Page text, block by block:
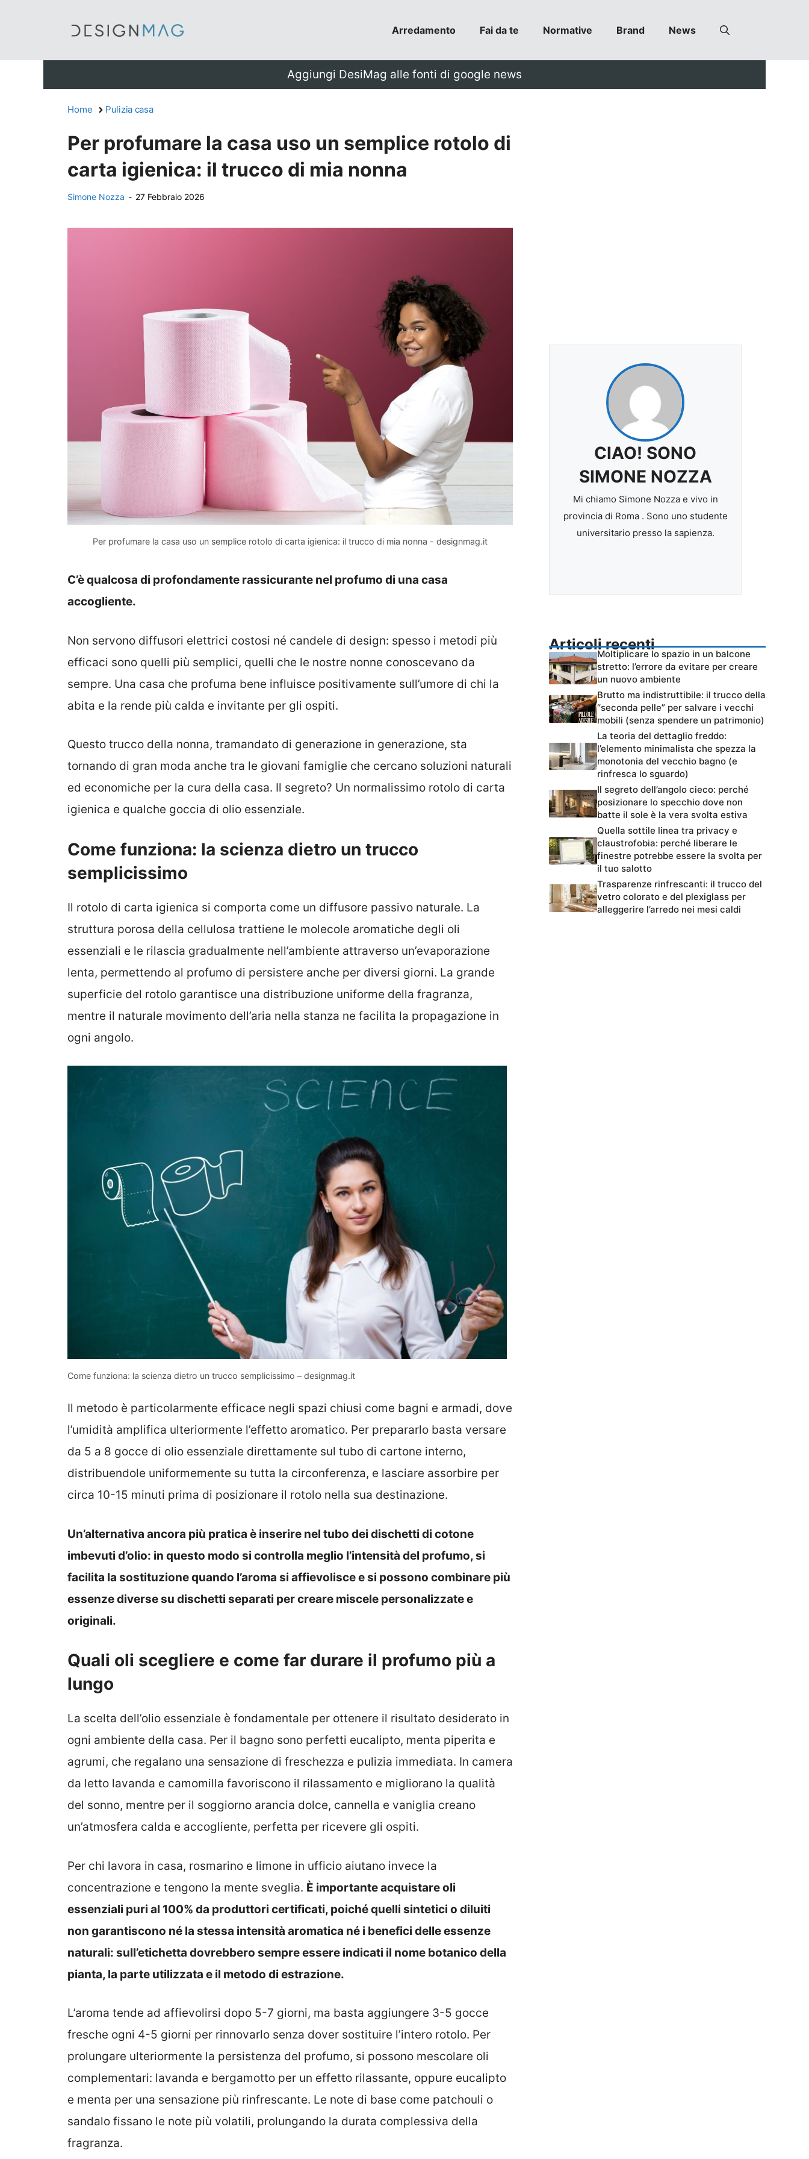
Arredamento Fai da te Normative Brand News
Aggiungi DesiMag alle fonti di google news
Home Pulizia casa
Per profumare la casa uso un semplice rotolo di
carta igienica: il trucco di mia nonna
Simone Nozza - 27 Febbraio 2026
Per profumare la casa uso un semplice rotolo di carta igienica: il trucco di mia nonna - designmag.it
C’è qualcosa di profondamente rassicurante nel profumo di una casa
accogliente.
Non servono diffusori elettrici costosi né candele di design: spesso i metodi più
efficaci sono quelli più semplici, quelli che le nostre nonne conoscevano da
sempre. Una casa che profuma bene influisce positivamente sull’umore di chi la
abita e la rende più calda e invitante per gli ospiti.
Questo trucco della nonna, tramandato di generazione in generazione, sta
tornando di gran moda anche tra le giovani famiglie che cercano soluzioni naturali
ed economiche per la cura della casa. Il segreto? Un normalissimo rotolo di carta
igienica e qualche goccia di olio essenziale.
Come funziona: la scienza dietro un trucco
semplicissimo
Il rotolo di carta igienica si comporta come un diffusore passivo naturale. La
struttura porosa della cellulosa trattiene le molecole aromatiche degli oli
essenziali e le rilascia gradualmente nell’ambiente attraverso un’evaporazione
lenta, permettendo al profumo di persistere anche per diversi giorni. La grande
superficie del rotolo garantisce una distribuzione uniforme della fragranza,
mentre il naturale movimento dell’aria nella stanza ne facilita la propagazione in
ogni angolo.
Come funziona: la scienza dietro un trucco semplicissimo – designmag.it
Il metodo è particolarmente efficace negli spazi chiusi come bagni e armadi, dove
l’umidità amplifica ulteriormente l’effetto aromatico. Per prepararlo basta versare
da 5 a 8 gocce di olio essenziale direttamente sul tubo di cartone interno,
distribuendole uniformemente su tutta la circonferenza, e lasciare assorbire per
circa 10-15 minuti prima di posizionare il rotolo nella sua destinazione.
Un’alternativa ancora più pratica è inserire nel tubo dei dischetti di cotone
imbevuti d’olio: in questo modo si controlla meglio l’intensità del profumo, si
facilita la sostituzione quando l’aroma si affievolisce e si possono combinare più
essenze diverse su dischetti separati per creare miscele personalizzate e
originali.
Quali oli scegliere e come far durare il profumo più a
lungo
La scelta dell’olio essenziale è fondamentale per ottenere il risultato desiderato in
ogni ambiente della casa. Per il bagno sono perfetti eucalipto, menta piperita e
agrumi, che regalano una sensazione di freschezza e pulizia immediata. In camera
da letto lavanda e camomilla favoriscono il rilassamento e migliorano la qualità
del sonno, mentre per il soggiorno arancia dolce, cannella e vaniglia creano
un’atmosfera calda e accogliente, perfetta per ricevere gli ospiti.
Per chi lavora in casa, rosmarino e limone in ufficio aiutano invece la
concentrazione e tengono la mente sveglia. È importante acquistare oli
essenziali puri al 100% da produttori certificati, poiché quelli sintetici o diluiti
non garantiscono né la stessa intensità aromatica né i benefici delle essenze
naturali: sull’etichetta dovrebbero sempre essere indicati il nome botanico della
pianta, la parte utilizzata e il metodo di estrazione.
L’aroma tende ad affievolirsi dopo 5-7 giorni, ma basta aggiungere 3-5 gocce
fresche ogni 4-5 giorni per rinnovarlo senza dover sostituire l’intero rotolo. Per
prolungare ulteriormente la persistenza del profumo, si possono mescolare oli
complementari: lavanda e bergamotto per un effetto rilassante, oppure eucalipto
e menta per una sensazione più rinfrescante. Le note di base come patchouli o
sandalo fissano le note più volatili, prolungando la durata complessiva della
fragranza.
CIAO! SONO
SIMONE NOZZA
Mi chiamo Simone Nozza e vivo in
provincia di Roma . Sono uno studente
universitario presso la sapienza.
Articoli recenti
Moltiplicare lo spazio in un balcone
stretto: l’errore da evitare per creare
un nuovo ambiente
Brutto ma indistruttibile: il trucco della
“seconda pelle” per salvare i vecchi
mobili (senza spendere un patrimonio)
La teoria del dettaglio freddo:
l’elemento minimalista che spezza la
monotonia del vecchio bagno (e
rinfresca lo sguardo)
Il segreto dell’angolo cieco: perché
posizionare lo specchio dove non
batte il sole è la vera svolta estiva
Quella sottile linea tra privacy e
claustrofobia: perché liberare le
finestre potrebbe essere la svolta per
il tuo salotto
Trasparenze rinfrescanti: il trucco del
vetro colorato e del plexiglass per
alleggerire l’arredo nei mesi caldi